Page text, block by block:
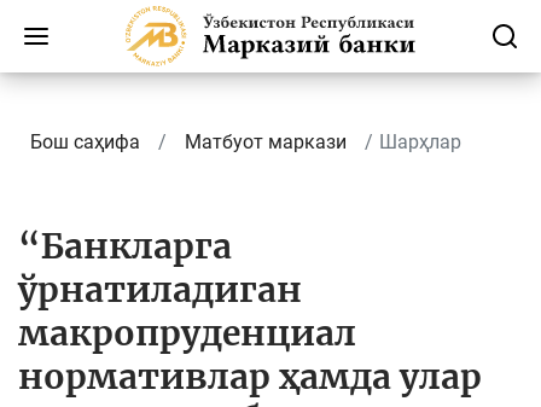
Бош саҳифа Матбуот маркази Шарҳлар
“Банкларга
ўрнатиладиган
макропруденциал
нормативлар ҳамда улар